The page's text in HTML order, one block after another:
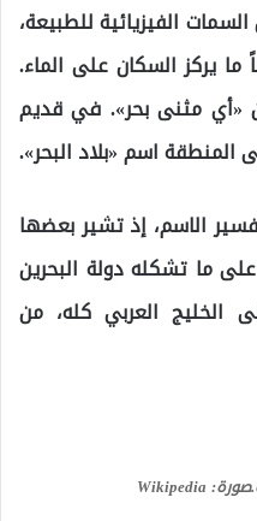
الفيزيائية للطبيعة،
ما يركز السكان على الماء.
«أي مثنى بحر». في قديم
المنطقة اسم «بلاد البحر».
الاسم، إذ تشير بعضها
ما تشكله دولة البحرين
الخليج العربي كله، من
صورة: Wikipedia